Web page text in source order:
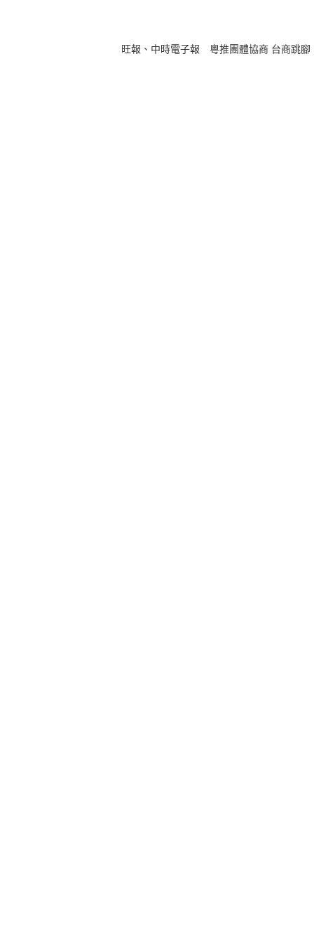
旺報、中時電子報 粵推團體協商 台商跳腳